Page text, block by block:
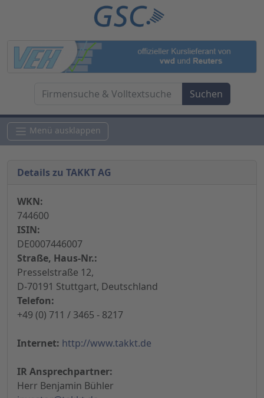
Menü ausklappen
Details zu TAKKT AG
WKN:
744600
ISIN:
DE0007446007
Straße, Haus-Nr.:
Presselstraße 12,
D-70191 Stuttgart, Deutschland
Telefon:
+49 (0) 711 / 3465 - 8217
Internet: http://www.takkt.de
IR Ansprechpartner:
Herr Benjamin Bühler